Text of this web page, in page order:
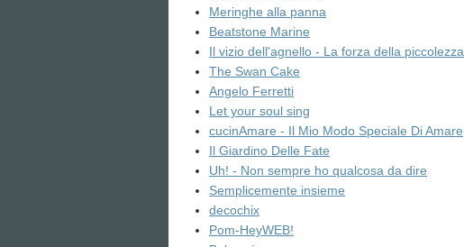
Meringhe alla panna
Beatstone Marine
Il vizio dell'agnello - La forza della piccolezza
The Swan Cake
Angelo Ferretti
Let your soul sing
cucinAmare - Il Mio Modo Speciale Di Amare
Il Giardino Delle Fate
Uh! - Non sempre ho qualcosa da dire
Semplicemente insieme
decochix
Pom-HeyWEB!